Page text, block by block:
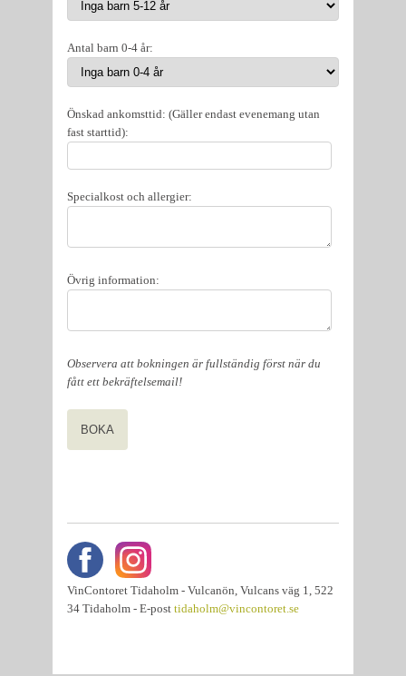
Antal barn 0-4 år:
Önskad ankomsttid: (Gäller endast evenemang utan
fast starttid):
Specialkost och allergier:
Övrig information:
Observera att bokningen är fullständig först när du
fått ett bekräftelsemail!
VinContoret Tidaholm - Vulcanön, Vulcans väg 1, 522
34 Tidaholm - E-post tidaholm@vincontoret.se